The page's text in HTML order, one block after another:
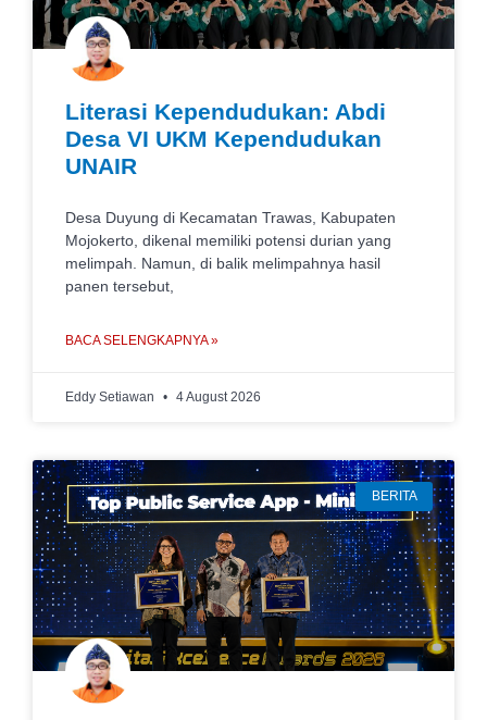
Literasi Kependudukan: Abdi
Desa VI UKM Kependudukan
UNAIR
Desa Duyung di Kecamatan Trawas, Kabupaten
Mojokerto, dikenal memiliki potensi durian yang
melimpah. Namun, di balik melimpahnya hasil
panen tersebut,
BACA SELENGKAPNYA »
Eddy Setiawan 4 August 2026
BERITA